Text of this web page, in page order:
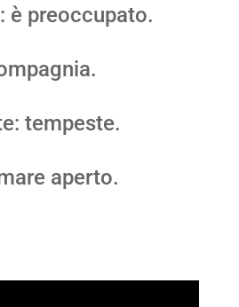
è preoccupato.
tempeste.
aperto.